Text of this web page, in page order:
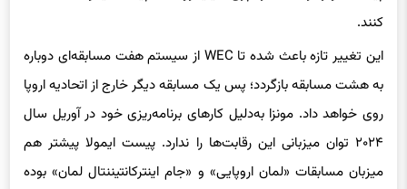
کنند.
این تغییر تازه باعث شده تا WEC از سیستم هفت مسابقه‌ای دوباره
به هشت مسابقه بازگردد؛ پس یک مسابقه دیگر خارج از اتحادیه اروپا
روی خواهد داد. مونزا به‌دلیل کارهای برنامه‌ریزی خود در آوریل سال
۲۰۲۴ توان میزبانی این رقابت‌ها را ندارد. پیست ایمولا پیشتر هم
میزبان مسابقات «لمان اروپایی» و «جام اینترکانتیننتال لمان» بوده